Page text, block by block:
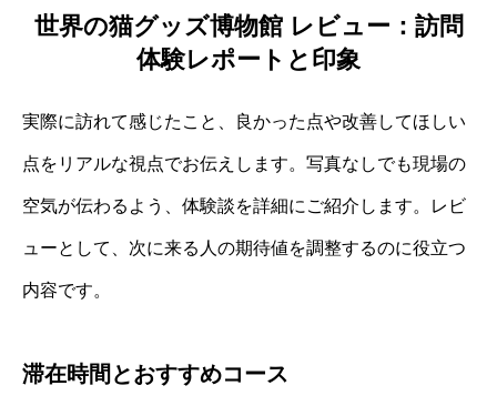
世界の猫グッズ博物館 レビュー：訪問
体験レポートと印象
実際に訪れて感じたこと、良かった点や改善してほしい
点をリアルな視点でお伝えします。写真なしでも現場の
空気が伝わるよう、体験談を詳細にご紹介します。レビ
ューとして、次に来る人の期待値を調整するのに役立つ
内容です。
滞在時間とおすすめコース